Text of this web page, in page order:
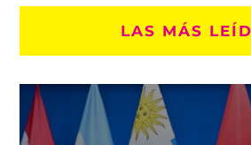
LAS MÁS